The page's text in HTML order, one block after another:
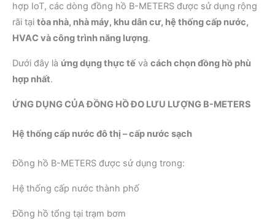
hợp IoT, các dòng đồng hồ B-METERS được sử dụng rộng
rãi tại tòa nhà, nhà máy, khu dân cư, hệ thống cấp nước,
HVAC và công trình năng lượng.
Dưới đây là ứng dụng thực tế và cách chọn đồng hồ phù
hợp nhất.
ỨNG DỤNG CỦA ĐỒNG HỒ ĐO LƯU LƯỢNG B-METERS
Hệ thống cấp nước đô thị – cấp nước sạch
Đồng hồ B-METERS được sử dụng trong:
Hệ thống cấp nước thành phố
Đồng hồ tổng tại trạm bơm